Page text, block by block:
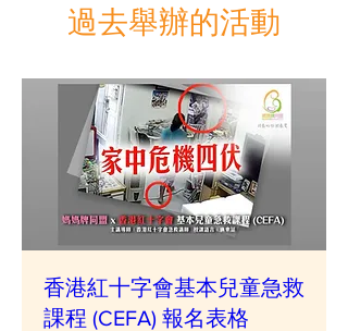
過去舉辦的活動
香港紅十字會基本兒童急救
課程 (CEFA) 報名表格